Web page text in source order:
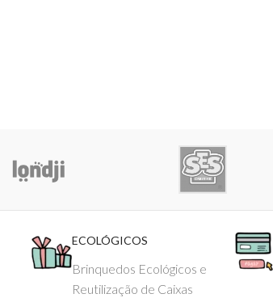
ECOLÓGICOS
Brinquedos Ecológicos e
Reutilização de Caixas